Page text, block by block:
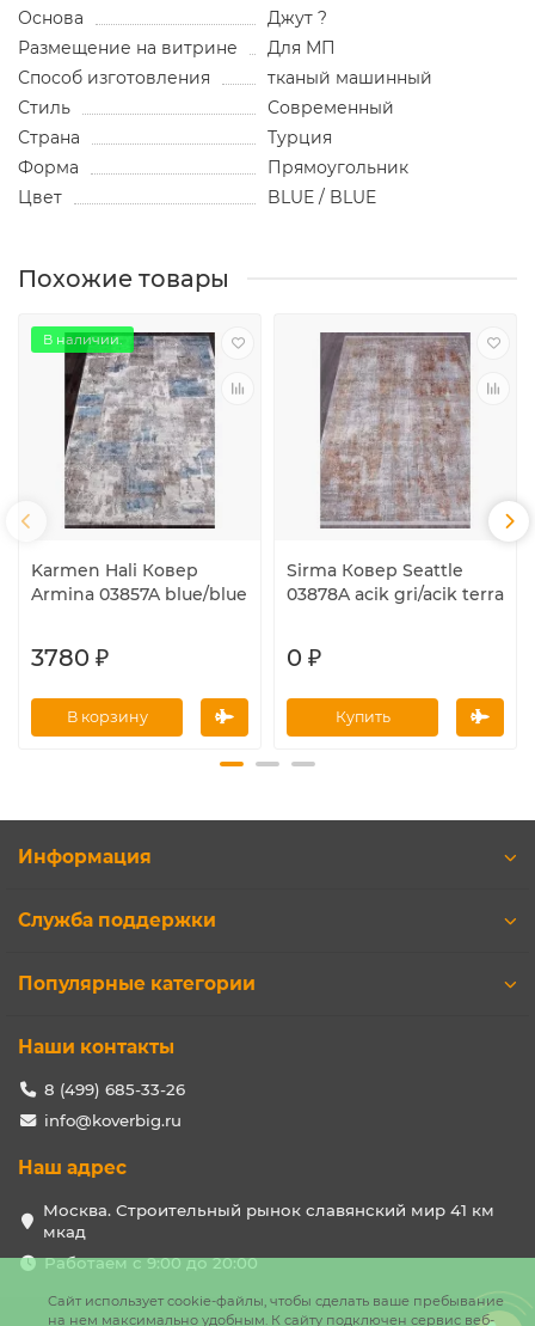
Основа
Джут ?
Размещение на витрине
Для МП
Способ изготовления
тканый машинный
Стиль
Современный
Страна
Турция
Форма
Прямоугольник
Цвет
BLUE / BLUE
Похожие товары
В наличии.
Karmen Hali Ковер
Armina 03857A blue/blue
3780 ₽
В корзину
Sirma Ковер Seattle
03878A acik gri/acik terra
0 ₽
Купить
Сайт использует cookie-файлы, чтобы сделать ваше пребывание
на нем максимально удобным. К cайту подключен сервис веб-
Информация
Служба поддержки
Популярные категории
Наши контакты
8 (499) 685-33-26
info@koverbig.ru
Наш адрес
Москва. Строительный рынок славянский мир 41 км
мкад
Работаем с 9:00 до 20:00